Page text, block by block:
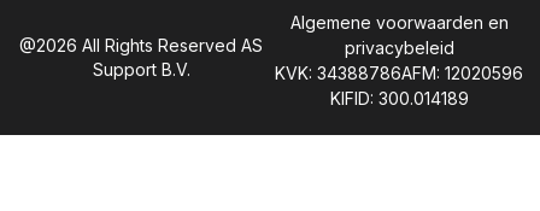
@2026 All Rights Reserved AS
Support B.V.
Algemene voorwaarden en
privacybeleid
KVK: 34388786AFM: 12020596
KIFID: 300.014189